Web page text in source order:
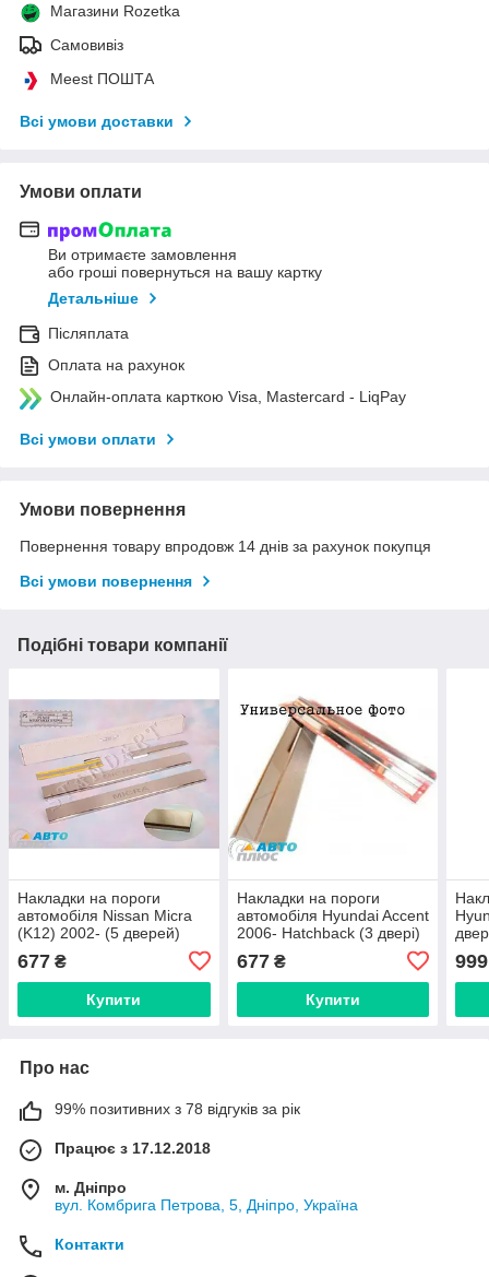
Магазини Rozetka
Самовивіз
Meest ПОШТА
Всі умови доставки
Умови оплати
Ви отримаєте замовлення
або гроші повернуться на вашу картку
Детальніше
Післяплата
Оплата на рахунок
Онлайн-оплата карткою Visa, Mastercard - LiqPay
Всі умови оплати
Умови повернення
Повернення товару впродовж 14 днів за рахунок покупця
Всі умови повернення
Подібні товари компанії
Накладки на пороги
автомобіля Nissan Micra
(K12) 2002- (5 дверей)
677 ₴
Купити
Накладки на пороги
автомобіля Hyundai Accent
2006- Hatchback (3 двері)
677₴
Купити
999
Про нас
99% позитивних з 78 відгуків за рік
Працює з 17.12.2018
м. Дніпро
вул. Комбрига Петрова, 5, Дніпро, Україна
Контакти